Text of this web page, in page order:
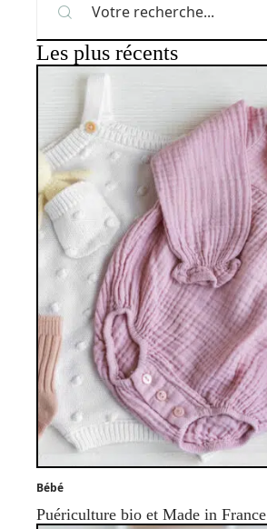
Les plus récents
Bébé
Puériculture bio et Made in France